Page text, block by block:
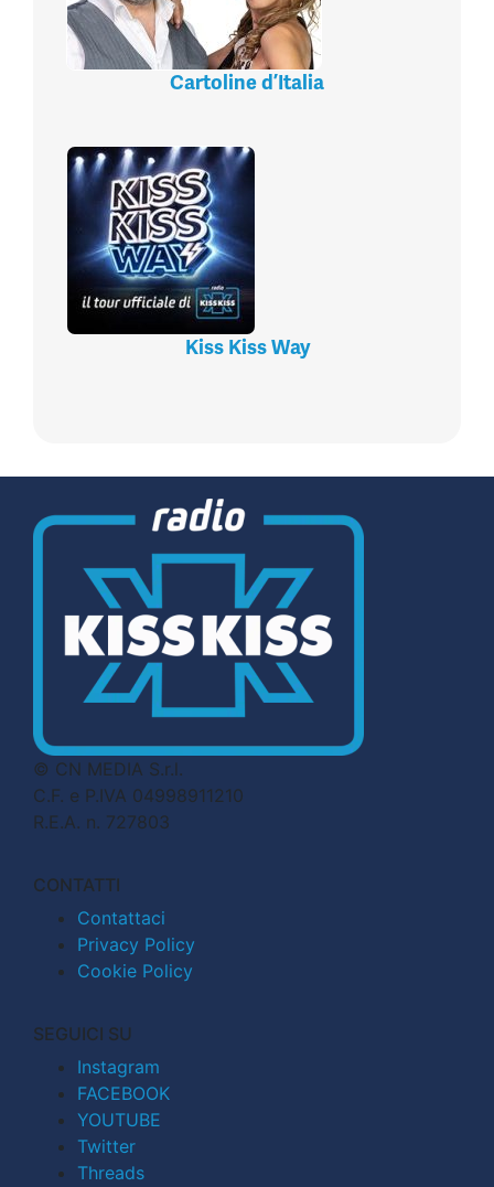
Cartoline d’Italia
Kiss Kiss Way
© CN MEDIA S.r.l.
C.F. e P.IVA 04998911210
R.E.A. n. 727803
CONTATTI
Contattaci
Privacy Policy
Cookie Policy
SEGUICI SU
Instagram
FACEBOOK
YOUTUBE
Twitter
Threads